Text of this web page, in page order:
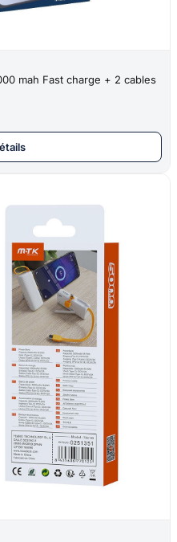
mah Fast charge + 2 cables